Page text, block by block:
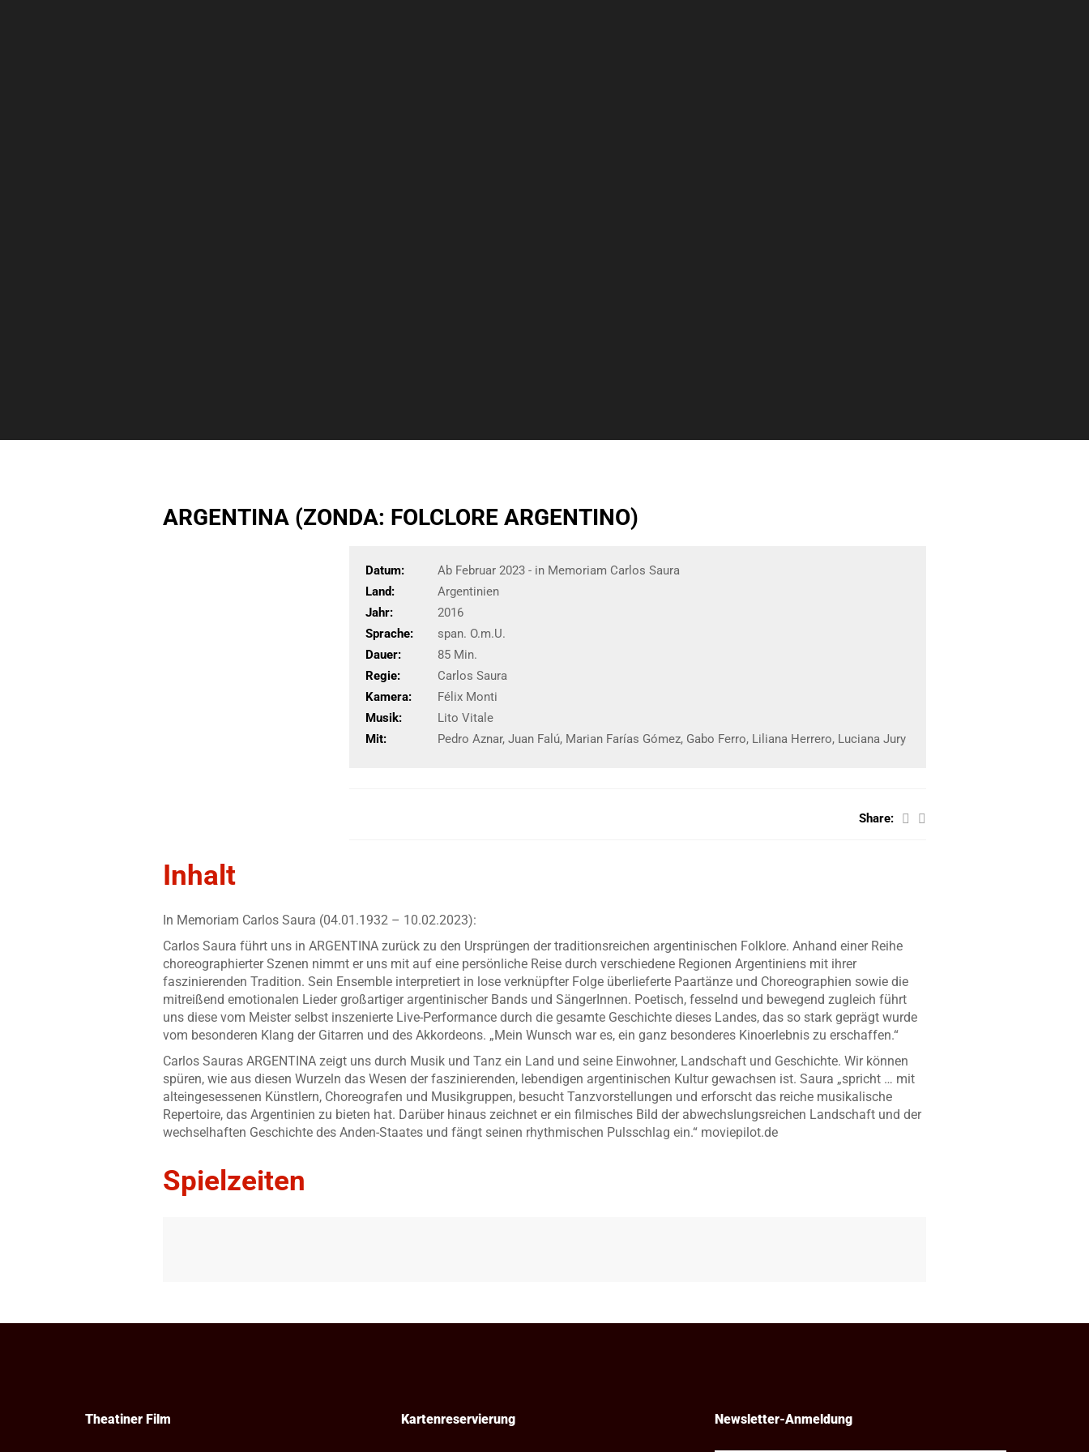
ARGENTINA (ZONDA: FOLCLORE ARGENTINO)
Datum:
Ab Februar 2023 - in Memoriam Carlos Saura
Land:
Argentinien
Jahr:
2016
Sprache:
span. O.m.U.
Dauer:
85 Min.
Regie:
Carlos Saura
Kamera:
Félix Monti
Musik:
Lito Vitale
Mit:
Pedro Aznar, Juan Falú, Marian Farías Gómez, Gabo Ferro, Liliana Herrero, Luciana Jury
Share:
Inhalt
In Memoriam Carlos Saura (04.01.1932 – 10.02.2023):
Carlos Saura führt uns in ARGENTINA zurück zu den Ursprüngen der traditionsreichen argentinischen Folklore. Anhand einer Reihe
choreographierter Szenen nimmt er uns mit auf eine persönliche Reise durch verschiedene Regionen Argentiniens mit ihrer
faszinierenden Tradition. Sein Ensemble interpretiert in lose verknüpfter Folge überlieferte Paartänze und Choreographien sowie die
mitreißend emotionalen Lieder großartiger argentinischer Bands und SängerInnen. Poetisch, fesselnd und bewegend zugleich führt
uns diese vom Meister selbst inszenierte Live-Performance durch die gesamte Geschichte dieses Landes, das so stark geprägt wurde
vom besonderen Klang der Gitarren und des Akkordeons. „Mein Wunsch war es, ein ganz besonderes Kinoerlebnis zu erschaffen.“
Carlos Sauras ARGENTINA zeigt uns durch Musik und Tanz ein Land und seine Einwohner, Landschaft und Geschichte. Wir können
spüren, wie aus diesen Wurzeln das Wesen der faszinierenden, lebendigen argentinischen Kultur gewachsen ist. Saura „spricht … mit
alteingesessenen Künstlern, Choreografen und Musikgruppen, besucht Tanzvorstellungen und erforscht das reiche musikalische
Repertoire, das Argentinien zu bieten hat. Darüber hinaus zeichnet er ein filmisches Bild der abwechslungsreichen Landschaft und der
wechselhaften Geschichte des Anden-Staates und fängt seinen rhythmischen Pulsschlag ein.“ moviepilot.de
Spielzeiten
Theatiner Film Kartenreservierung Newsletter-Anmeldung